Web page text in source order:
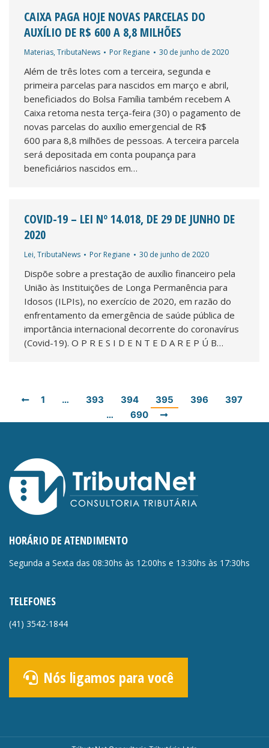
CAIXA PAGA HOJE NOVAS PARCELAS DO
AUXÍLIO DE R$ 600 A 8,8 MILHÕES
Materias,TributaNews Por Regiane 30 de junho de 2020
Além de três lotes com a terceira, segunda e
primeira parcelas para nascidos em março e abril,
beneficiados do Bolsa Família também recebem A
Caixa retoma nesta terça-feira (30) o pagamento de
novas parcelas do auxílio emergencial de R$
600 para 8,8 milhões de pessoas. A terceira parcela
será depositada em conta poupança para
beneficiários nascidos em…
COVID-19 – LEI Nº 14.018, DE 29 DE JUNHO DE
2020
Lei,TributaNews Por Regiane 30 de junho de 2020
Dispõe sobre a prestação de auxílio financeiro pela
União às Instituições de Longa Permanência para
Idosos (ILPIs), no exercício de 2020, em razão do
enfrentamento da emergência de saúde pública de
importância internacional decorrente do coronavírus
(Covid-19). O P R E S I D E N T E D A R E P Ú B…
1 … 393 394 395 396
397
…
690
HORÁRIO DE ATENDIMENTO
Segunda a Sexta das 08:30hs às 12:00hs e 13:30hs às 17:30hs
TELEFONES
(41) 3542-1844
Nós ligamos para você